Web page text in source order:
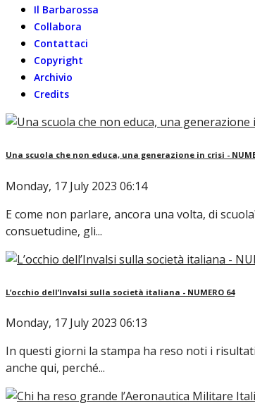
Il Barbarossa
Collabora
Contattaci
Copyright
Archivio
Credits
Una scuola che non educa, una generazione in crisi -
Monday, 17 July 2023 06:14
E come non parlare, ancora una volta, di
consuetudine, gli...
L’occhio dell’Invalsi sulla società italiana - NUMERO 64
Monday, 17 July 2023 06:13
In questi giorni la stampa ha reso noti i
anche qui, perché...